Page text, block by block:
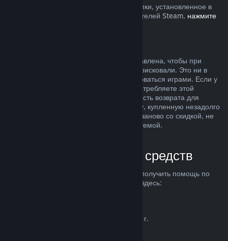
Чтобы узнать, как право на отказ от покупки, установленное в
Европейском союзе, влияет на пользователей Steam, нажмите
Возможность делать возвраты была добавлена, чтобы при
покупке продуктов в Steam вы ничем не рисковали. Это ни в
коем случае не способ бесплатно пользоваться играми. Если у
нас возникнут подозрения, что вы злоупотребляете этой
системой, мы можем отменить возможность возврата для
вашего аккаунта. Возврат средств за игру, купленную незадолго
до начала распродажи, чтобы купить ее заново со скидкой, не
считается злоупотреблением нашей системой.
Как запросить возврат средств
Вы можете запросить возврат средств и получить помощь по
другим проблемам с покупками в Steam здесь:
Последнее обновление 23 апреля 2024 г.